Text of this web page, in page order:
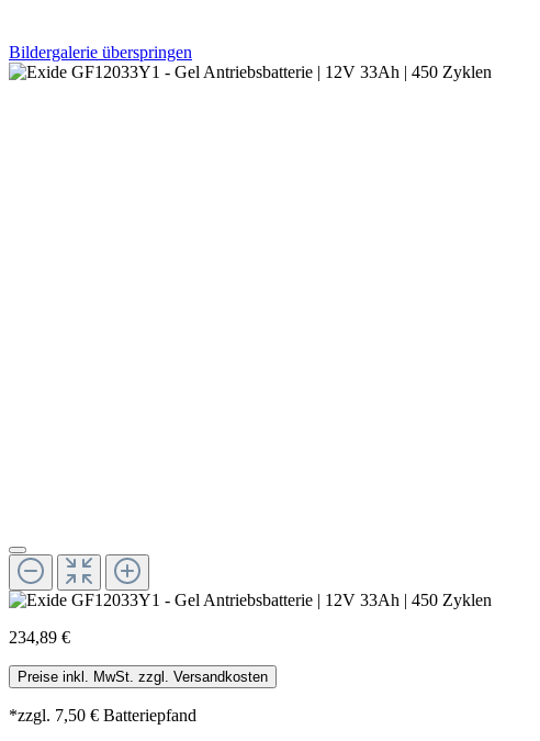
Bildergalerie überspringen
234,89 €
Preise inkl. MwSt. zzgl. Versandkosten
*zzgl. 7,50 € Batteriepfand